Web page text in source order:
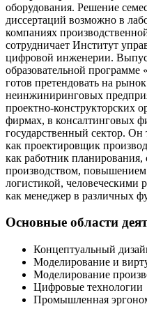
оборудования. Решение
диссертаций возможно в
компаниях
сотрудничает Институт
цифровой инженерии.
образовательной
готов претендовать на
неинжиниринговых
проектно-конструкторских
фирмах, в консалтинговых
государственный сектор.
как проектировщик
как работник
производством, повышением
логистикой, человеческими
как менеджер в различных
Основные области
Концептуальный
Моделирование и
Моделирование
Цифровые технологии
Промышленная